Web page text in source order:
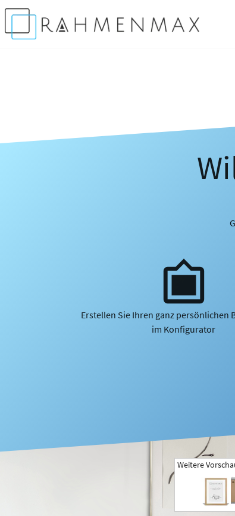
Erstellen Sie Ihren ganz persönlichen
im Konfigurator
Weitere